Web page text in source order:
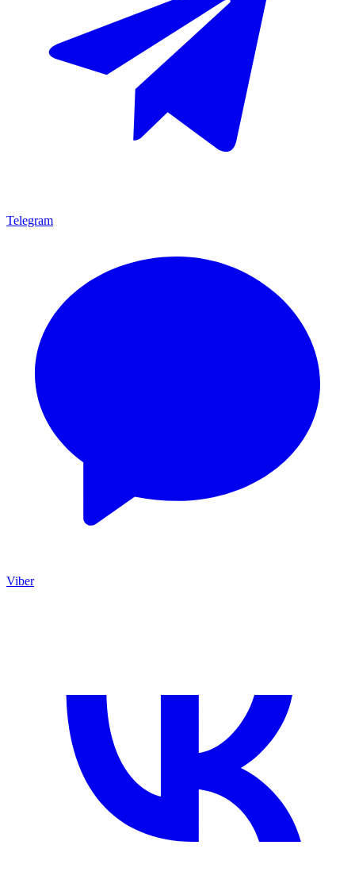
Telegram
Viber